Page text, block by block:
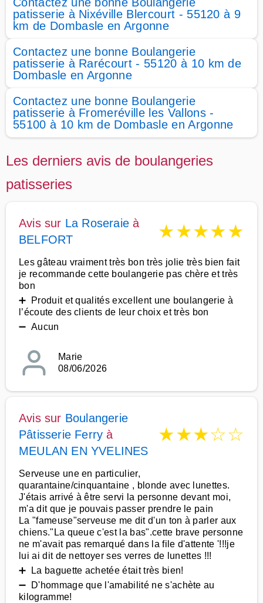
patisserie à Nixéville Blercourt - 55120 à 9
km de Dombasle en Argonne
Contactez une bonne Boulangerie
patisserie à Rarécourt - 55120 à 10 km de
Dombasle en Argonne
Contactez une bonne Boulangerie
patisserie à Fromeréville les Vallons -
55100 à 10 km de Dombasle en Argonne
Les derniers avis de boulangeries
patisseries
Avis sur La Roseraie à
BELFORT
★★★★★
Les gâteau vraiment très bon très jolie très bien fait
je recommande cette boulangerie pas chère et très
bon
➕ Produit et qualités excellent une boulangerie à
l’écoute des clients de leur choix et très bon
➖ Aucun
Marie
08/06/2026
Avis sur Boulangerie
Pâtisserie Ferry à
MEULAN EN YVELINES
★★★☆☆
Serveuse une en particulier,
quarantaine/cinquantaine , blonde avec lunettes.
J'étais arrivé à être servi la personne devant moi,
m'a dit que je pouvais passer prendre le pain
La "fameuse"serveuse me dit d'un ton à parler aux
chiens."La queue c'est la bas".cette brave personne
ne m'avait pas remarqué dans la file d'attente '!!!je
lui ai dit de nettoyer ses verres de lunettes !!!
➕ La baguette achetée était très bien!
➖ D'hommage que l'amabilité ne s'achète au
kilogramme!